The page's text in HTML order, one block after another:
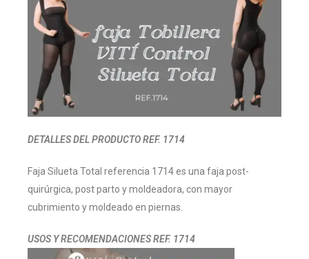
DETALLES DEL PRODUCTO REF. 1714
Faja Silueta Total referencia 1714 es una faja post-
quirúrgica, post parto y moldeadora, con mayor
cubrimiento y moldeado en piernas.
USOS Y RECOMENDACIONES REF. 1714